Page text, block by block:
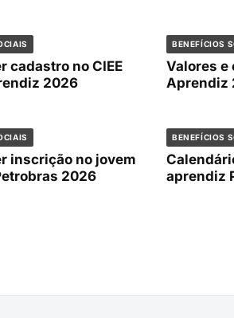
cadastro no CIEE
2026
BENEFÍCIOS
Valores e
Aprendiz
inscrição no jovem
2026
BENEFÍCIOS
aprendiz